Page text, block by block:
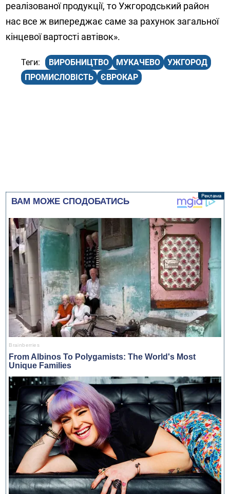
реалізованої продукції, то Ужгородський район
нас все ж випереджає саме за рахунок загальної
кінцевої вартості автівок».
ВИРОБНИЦТВО МУКАЧЕВО
УЖГОРОД
ПРОМИСЛОВІСТЬ
ЄВРОКАР